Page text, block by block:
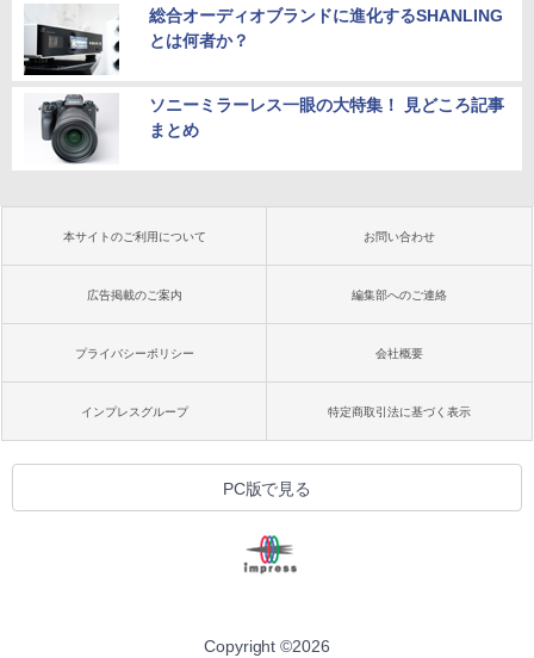
総合オーディオブランドに進化するSHANLING
とは何者か？
ソニーミラーレス一眼の大特集！ 見どころ記事
まとめ
本サイトのご利用について お問い合わせ
広告掲載のご案内 編集部へのご連絡
プライバシーポリシー 会社概要
インプレスグループ 特定商取引法に基づく表示
PC版で見る
Copyright ©2026